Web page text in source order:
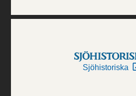
Sjöhistoriska